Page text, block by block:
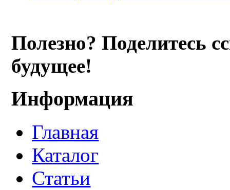
Полезно? Поделитесь
будущее!
Информация
Главная
Каталог
Статьи